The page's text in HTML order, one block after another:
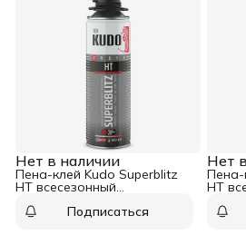
Нет в наличии
Пена-клей Kudo Superblitz
HT всесезонный
Подписаться
Нет
Пена-
HT